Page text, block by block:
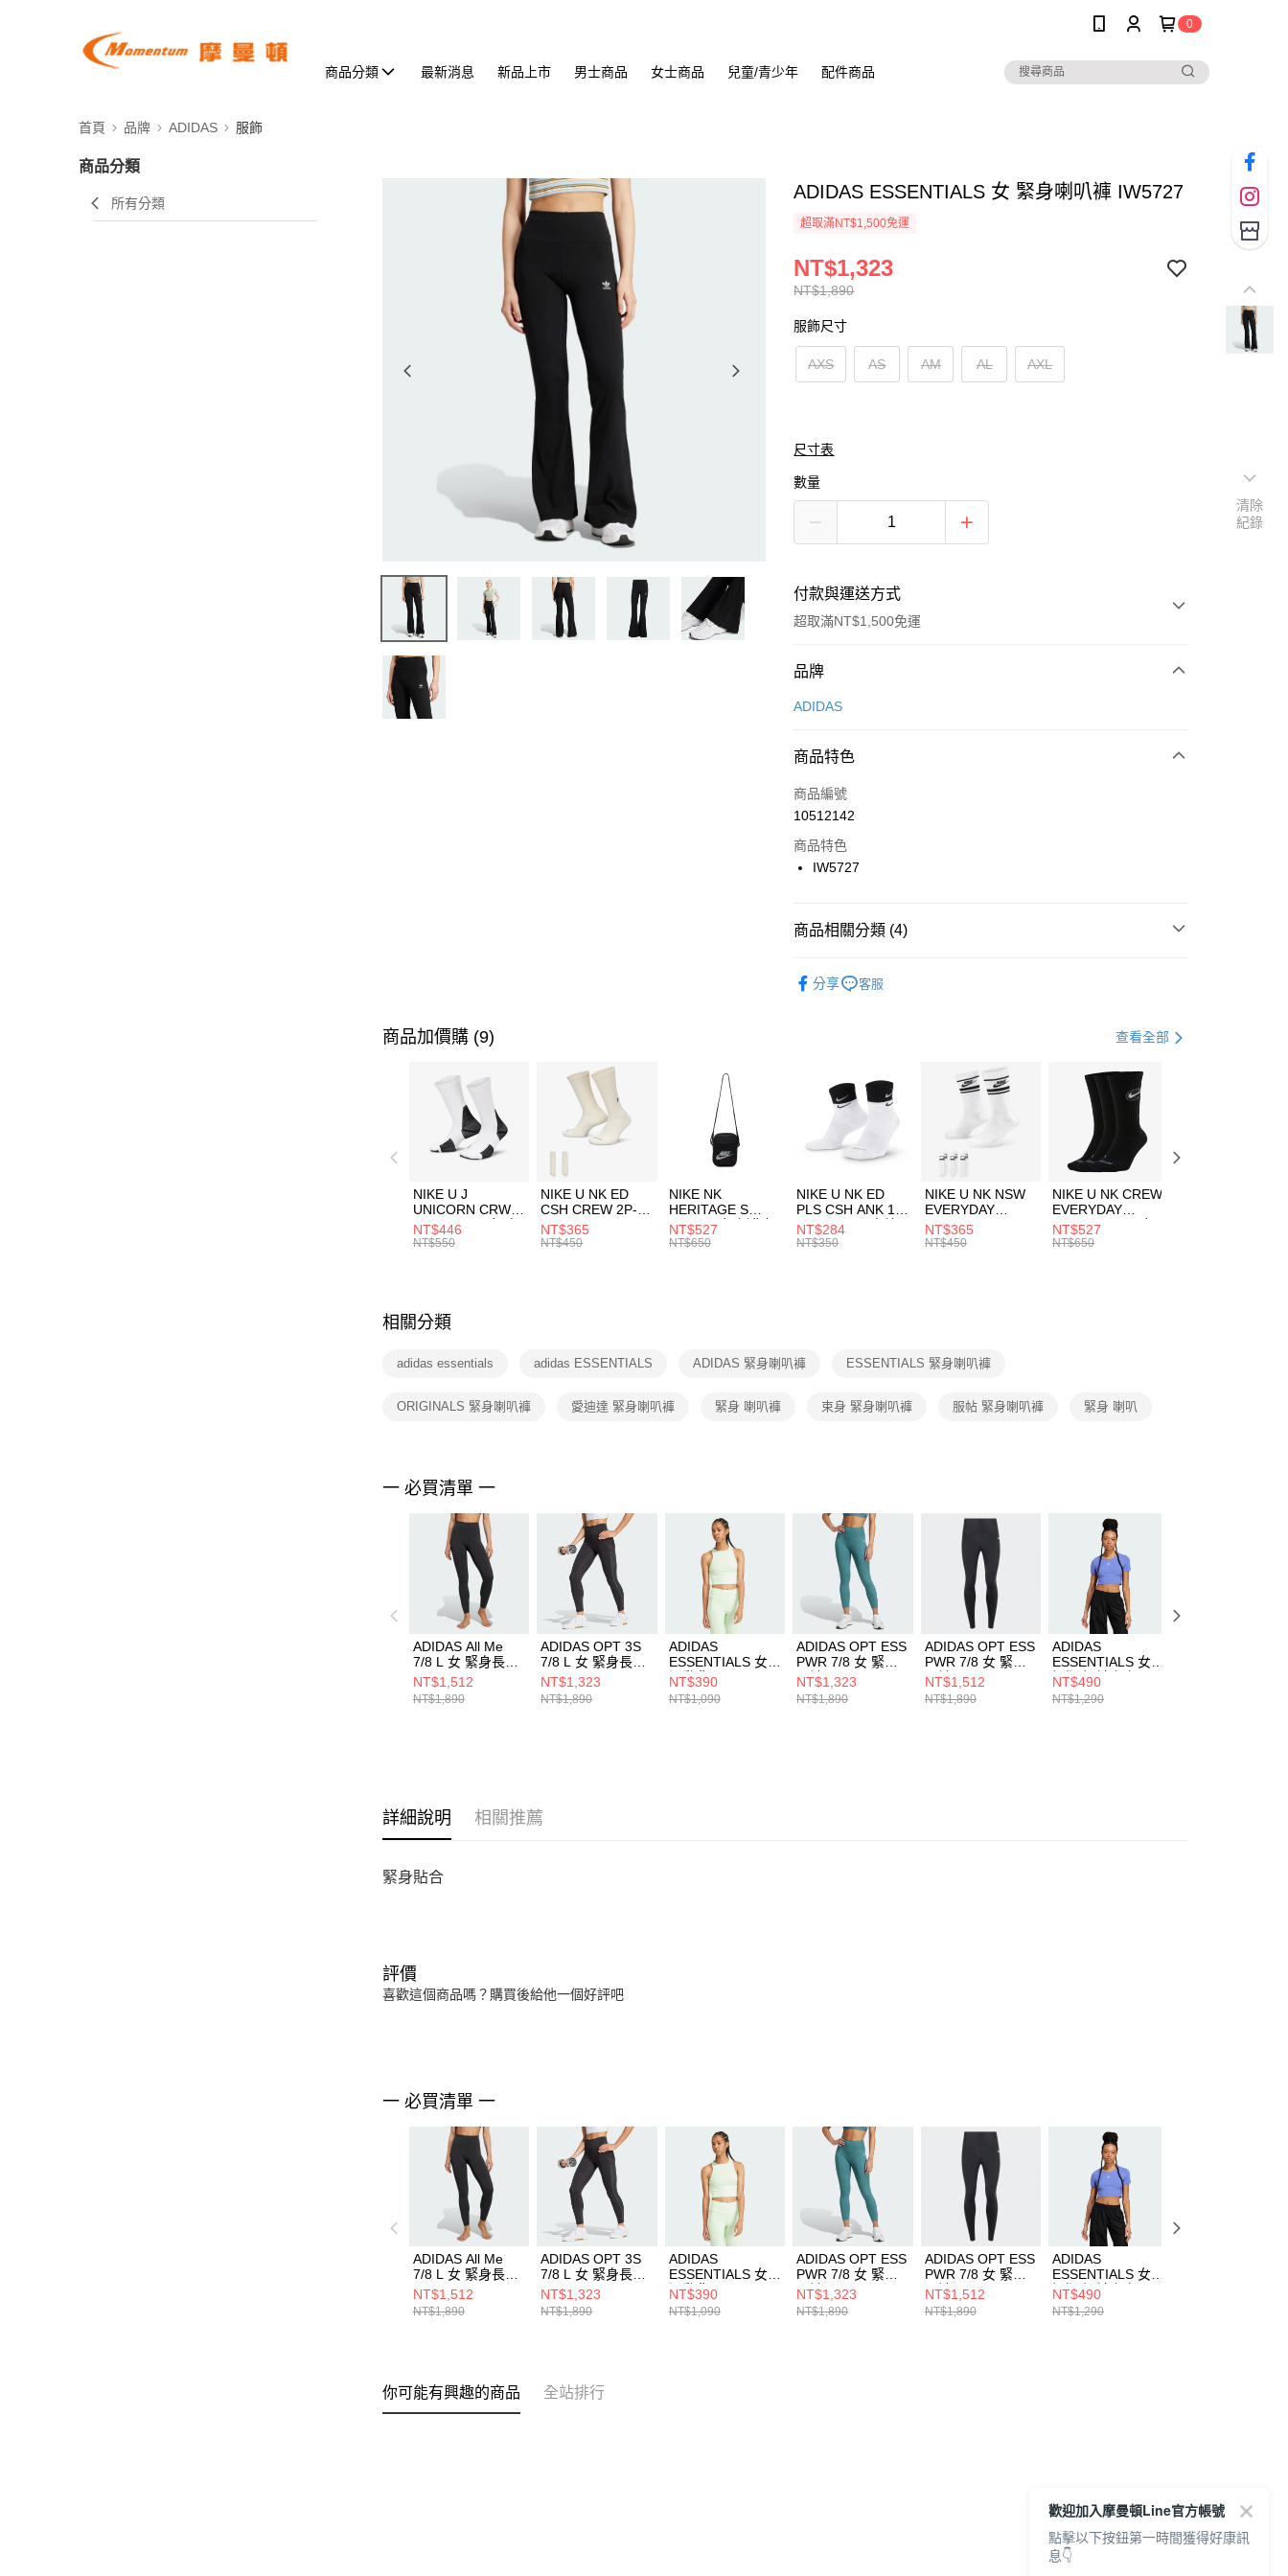
0
商品分類 最新消息 新品上市 男士商品 女士商品 兒童/青少年 配件商品
首頁 品牌 ADIDAS 服飾
商品分類
所有分類
ADIDAS ESSENTIALS 女 緊身喇叭褲 IW5727
超取滿NT$1,500免運
NT$1,890
NT$1,323
服飾尺寸
AXS AS AM AL AXL
尺寸表
數量
付款與運送方式
超取滿NT$1,500免運
付款方式
信用卡一次付款
合作金庫商業銀行
華南商業銀行
上海商業儲蓄銀行
國泰世華商業銀行
聯邦商業銀行
台新國際商業銀行
LINE Pay
Apple Pay
【關於「AFTEE先享後付」】
３．安心：先確認商品／服務後，再付款。
【「AFTEE先享後付」結帳流程】
１．於結帳方式選擇「AFTEE先享後付」後，將跳轉至「AFTEE先享後
付」結帳頁面，進行簡訊認證並確認金額後，即可完成結帳。
２．訂單成立數日內，您將收到繳費通知簡訊。
３．收到繳費通知簡訊後14天內，點擊此簡訊中的連結，可透過四大超商
／ATM／網路銀行／等多元方式進行付款，方視為交易完成。
※ 請注意：結帳手續完成當下不需立刻繳費，但若您需要取消訂單，請聯
絡購買商品的店家。未經商家同意取消之訂單仍視為有效，需透過AFTEE
先享後付繳納相關費用。
交易，需依本服務之必要範圍內提供個人資料，並將交易相關給付款項請
２．關於個人資料處理事宜，請瀏覽以下網址：
結果請求用戶進行身份認證。
５．嚴禁一人註冊多個帳號或使用他人資訊註冊。若發現惡意使用之情
形，恩沛科技股份有限公司將有權停止該用戶之使用額度並採取法律行
每筆NT$100，滿NT$1,500(含以上)免運費
每筆NT$100，滿NT$1,500(含以上)免運費
付款後門市自取
每筆NT$100，滿NT$1,500(含以上)免運費
品牌
ADIDAS
商品特色
商品編號
10512142
商品特色
IW5727
商品相關分類 (4)
分享 客服
商品加價購 (9) 查看全部
NIKE U J
UNICORN CRW
1PR -160 男女 中
統襪 FZ3393100
NT$446
NT$550
NIKE U NK ED
CSH CREW 2P-
144 EMBRDY 男
女 短統襪
NT$365
NT$450
NIKE NK
HERITAGE S
SMIT 男女 側背包
BA5871010
NT$527
NT$650
NIKE U NK ED
PLS CSH ANK 1P
144 DBL 男 中統
襪 DH4058104
NT$284
NT$350
NIKE U NK NSW
EVERYDAY
ESSENTIAL CR
男女 短統襪
NT$365
NT$450
NIKE U NK CREW
EVERYDAY
BBALL 3PR 男女
長統襪
NT$527
NT$650
相關分類
adidas essentials adidas ESSENTIALS ADIDAS 緊身喇叭褲 ESSENTIALS 緊身喇叭褲
ORIGINALS 緊身喇叭褲 愛迪達 緊身喇叭褲 緊身 喇叭褲 束身 緊身喇叭褲 服帖 緊身喇叭褲 緊身 喇叭
一 必買清單 一
ADIDAS All Me
7/8 L 女 緊身長褲
JW7584
NT$1,512
NT$1,890
ADIDAS OPT 3S
7/8 L 女 緊身長褲
JZ1060
NT$1,323
NT$1,890
ADIDAS
ESSENTIALS 女
運動背心 IR5932
NT$390
NT$1,090
ADIDAS OPT ESS
PWR 7/8 女 緊身
長褲 KB9924
NT$1,323
NT$1,890
ADIDAS OPT ESS
PWR 7/8 女 緊身
長褲 KA8589
NT$1,512
NT$1,890
ADIDAS
ESSENTIALS 女
短版 短袖上衣
IY9668
NT$490
NT$1,290
詳細說明 相關推薦
緊身貼合
評價
喜歡這個商品嗎？購買後給他一個好評吧
一 必買清單 一
ADIDAS All Me
7/8 L 女 緊身長褲
JW7584
NT$1,512
NT$1,890
ADIDAS OPT 3S
7/8 L 女 緊身長褲
JZ1060
NT$1,323
NT$1,890
ADIDAS
ESSENTIALS 女
運動背心 IR5932
NT$390
NT$1,090
ADIDAS OPT ESS
PWR 7/8 女 緊身
長褲 KB9924
NT$1,323
NT$1,890
ADIDAS OPT ESS
PWR 7/8 女 緊身
長褲 KA8589
NT$1,512
NT$1,890
ADIDAS
ESSENTIALS 女
短版 短袖上衣
IY9668
NT$490
NT$1,290
你可能有興趣的商品 全站排行
清除
紀錄
歡迎加入摩曼頓Line官方帳號
點擊以下按鈕第一時間獲得好康訊
息👇